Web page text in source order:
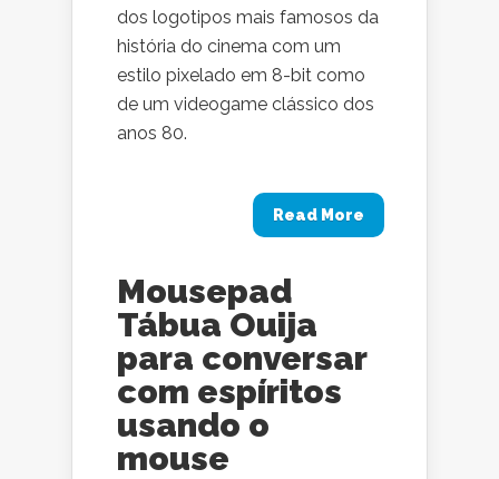
dos logotipos mais famosos da
história do cinema com um
estilo pixelado em 8-bit como
de um videogame clássico dos
anos 80.
Read More
Mousepad
Tábua Ouija
para conversar
com espíritos
usando o
mouse